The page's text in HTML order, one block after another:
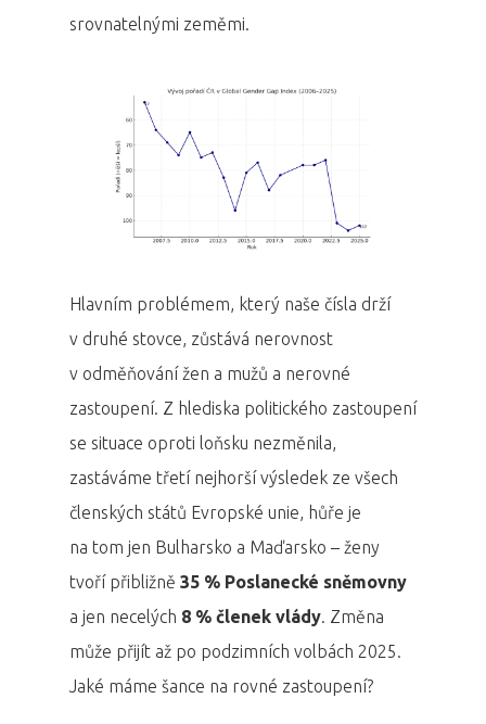
srovnatelnými zeměmi.
Hlavním problémem, který naše čísla drží
v druhé stovce, zůstává nerovnost
v odměňování žen a mužů a nerovné
zastoupení. Z hlediska politického zastoupení
se situace oproti loňsku nezměnila,
zastáváme třetí nejhorší výsledek ze všech
členských států Evropské unie, hůře je
na tom jen Bulharsko a Maďarsko – ženy
tvoří přibližně 35 % Poslanecké sněmovny
a jen necelých 8 % členek vlády. Změna
může přijít až po podzimních volbách 2025.
Jaké máme šance na rovné zastoupení?